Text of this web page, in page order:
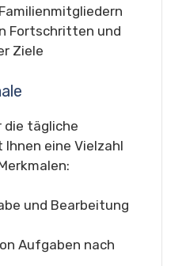
Fortschritten und
Ziele
die tägliche
eine Vielzahl
und Bearbeitung
Aufgaben nach